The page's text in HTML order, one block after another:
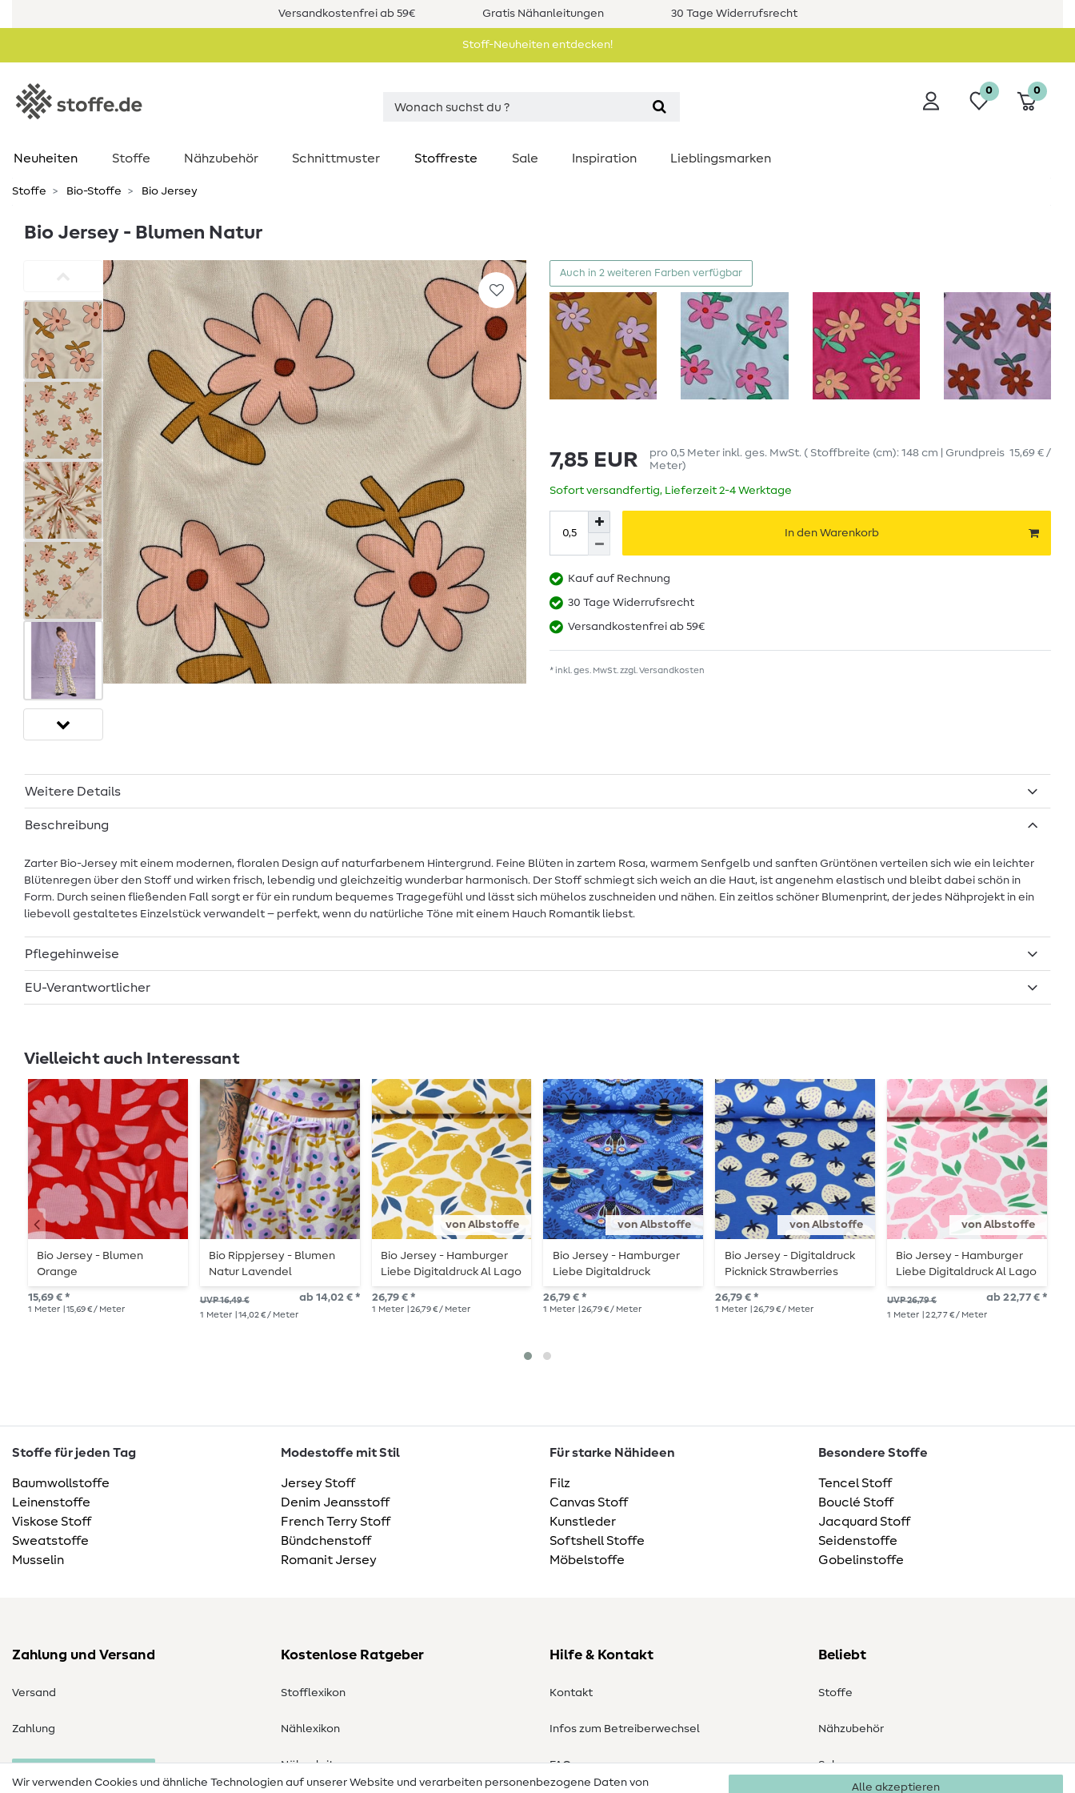
Versandkostenfrei ab 59€ Gratis Nähanleitungen 30 Tage Widerrufsrecht
Stoff-Neuheiten entdecken!
0 0
Neuheiten Stoffe Nähzubehör Schnittmuster Stoffreste Sale Inspiration Lieblingsmarken
Stoffe Bio-Stoffe Bio Jersey
Bio Jersey - Blumen Natur
Auch in 2 weiteren Farben verfügbar
7,85 EUR pro 0,5 Meter inkl. ges. MwSt. ( Stoffbreite (cm): 148 cm | Grundpreis 15,69 € /
Meter)
Sofort versandfertig, Lieferzeit 2-4 Werktage
In den Warenkorb
Kauf auf Rechnung
30 Tage Widerrufsrecht
Versandkostenfrei ab 59€
* inkl. ges. MwSt. zzgl.Versandkosten
Weitere Details
Beschreibung
Zarter Bio-Jersey mit einem modernen, floralen Design auf naturfarbenem Hintergrund. Feine Blüten in zartem Rosa, warmem Senfgelb und sanften Grüntönen verteilen sich wie ein leichter
Blütenregen über den Stoff und wirken frisch, lebendig und gleichzeitig wunderbar harmonisch. Der Stoff schmiegt sich weich an die Haut, ist angenehm elastisch und bleibt dabei schön in
Form. Durch seinen fließenden Fall sorgt er für ein rundum bequemes Tragegefühl und lässt sich mühelos zuschneiden und nähen. Ein zeitlos schöner Blumenprint, der jedes Nähprojekt in ein
liebevoll gestaltetes Einzelstück verwandelt – perfekt, wenn du natürliche Töne mit einem Hauch Romantik liebst.
Pflegehinweise
EU-Verantwortlicher
Vielleicht auch Interessant
Bio Jersey - Blumen
Orange
15,69 € *
1 Meter | 15,69 € / Meter
Bio Rippjersey - Blumen
Natur Lavendel
UVP 16,49 € ab 14,02 € *
1 Meter | 14,02 € / Meter
von Albstoffe
Bio Jersey - Hamburger
Liebe Digitaldruck Al Lago
Limone Gelb
26,79 € *
1 Meter | 26,79 € / Meter
von Albstoffe
Bio Jersey - Hamburger
Liebe Digitaldruck
Beetles & Bugs Bees and
Friends Blau
26,79 € *
1 Meter | 26,79 € / Meter
von Albstoffe
Bio Jersey - Digitaldruck
Picknick Strawberries
Royalblau
26,79 € *
1 Meter | 26,79 € / Meter
von Albstoffe
Bio Jersey - Hamburger
Liebe Digitaldruck Al Lago
Limone Rosa
UVP 26,79 € ab 22,77 € *
1 Meter | 22,77 € / Meter
Stoffe für jeden Tag
Baumwollstoffe
Leinenstoffe
Viskose Stoff
Sweatstoffe
Musselin
Modestoffe mit Stil
Jersey Stoff
Denim Jeansstoff
French Terry Stoff
Bündchenstoff
Romanit Jersey
Für starke Nähideen
Filz
Canvas Stoff
Kunstleder
Softshell Stoffe
Möbelstoffe
Besondere Stoffe
Tencel Stoff
Bouclé Stoff
Jacquard Stoff
Seidenstoffe
Gobelinstoffe
Zahlung und Versand
Versand
Zahlung
Kostenlose Ratgeber
Stofflexikon
Nählexikon
Nähanleitungen
Hilfe & Kontakt
Kontakt
Infos zum Betreiberwechsel
FAQ
Beliebt
Stoffe
Nähzubehör
Sale
Wir verwenden Cookies und ähnliche Technologien auf unserer Website und verarbeiten personenbezogene Daten von
Alle akzeptieren